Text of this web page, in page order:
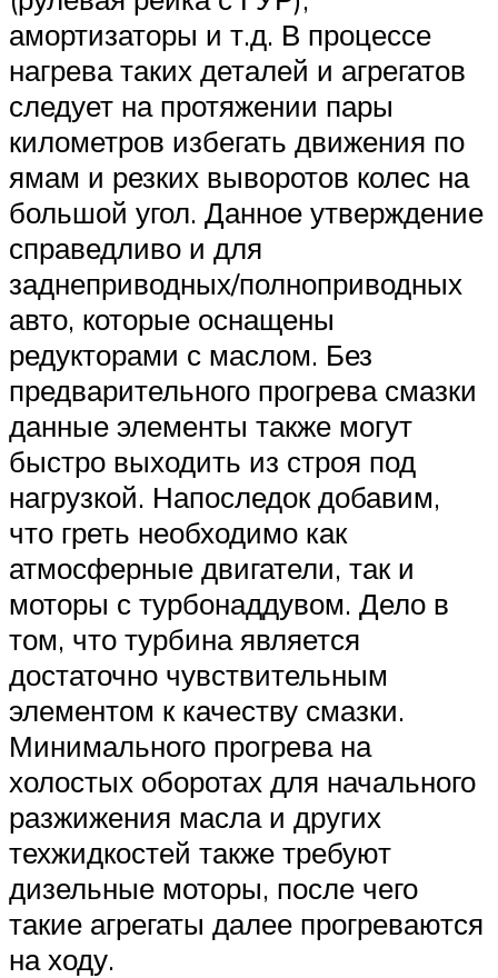
амортизаторы и т.д. В процессе
нагрева таких деталей и агрегатов
следует на протяжении пары
километров избегать движения по
ямам и резких выворотов колес на
большой угол. Данное утверждение
справедливо и для
заднеприводных/полноприводных
авто, которые оснащены
редукторами с маслом. Без
предварительного прогрева смазки
данные элементы также могут
быстро выходить из строя под
нагрузкой. Напоследок добавим,
что греть необходимо как
атмосферные двигатели, так и
моторы с турбонаддувом. Дело в
том, что турбина является
достаточно чувствительным
элементом к качеству смазки.
Минимального прогрева на
холостых оборотах для начального
разжижения масла и других
техжидкостей также требуют
дизельные моторы, после чего
такие агрегаты далее прогреваются
на ходу.